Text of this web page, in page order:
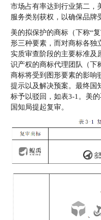
市场占有率达到行业第二，
服务类别获权，以确保品牌
美的拟保护的商标（下称“
形三种要素，而对商标各独
实质审查阶段的主要标准及
识产权的商标代理团队（下
商标将受到图形要素的影响
提示以及解决预案。最终国
标予以驳回，如表3-1。美
国知局提起复审。